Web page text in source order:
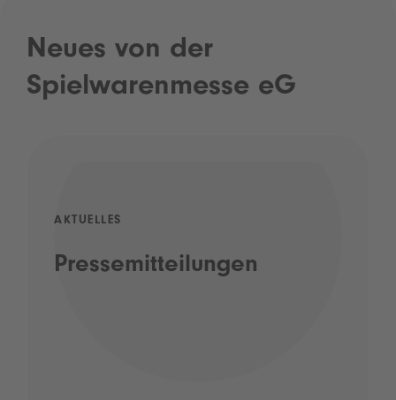
Neues von der
Spielwarenmesse eG
AKTUELLES
Pressemitteilungen